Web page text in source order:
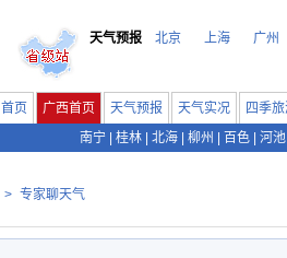
天气预报
北京 上海 广州
首页 广西首页 天气预报 天气实况
四季
南宁
桂林 北海 柳州 百色 河池
> 专家聊天气